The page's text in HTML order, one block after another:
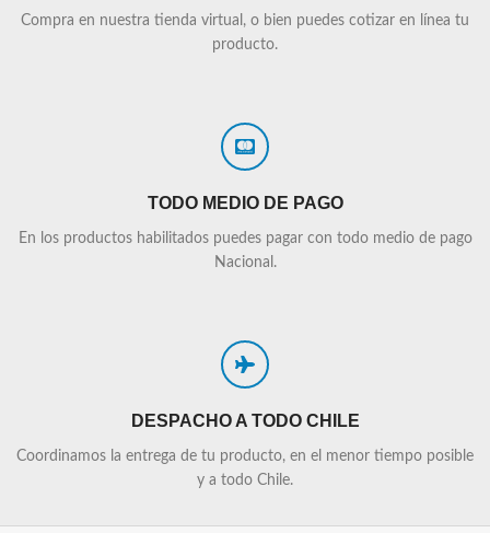
Compra en nuestra tienda virtual, o bien puedes cotizar en línea tu
producto.
TODO MEDIO DE PAGO
En los productos habilitados puedes pagar con todo medio de pago
Nacional.
DESPACHO A TODO CHILE
Coordinamos la entrega de tu producto, en el menor tiempo posible
y a todo Chile.